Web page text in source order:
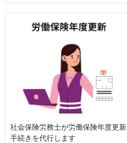
社会保険労務士が労働保険年度更新
手続きを代行します